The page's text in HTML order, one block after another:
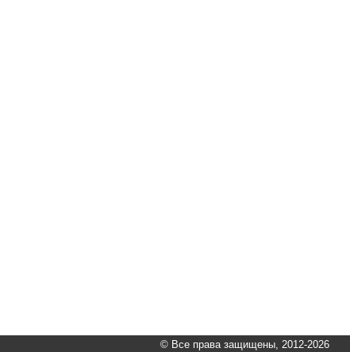
© Все права защищены, 2012-2026